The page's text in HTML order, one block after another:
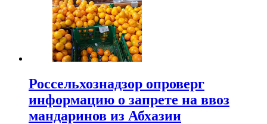
Россельхознадзор опроверг
информацию о запрете на ввоз
мандаринов из Абхазии